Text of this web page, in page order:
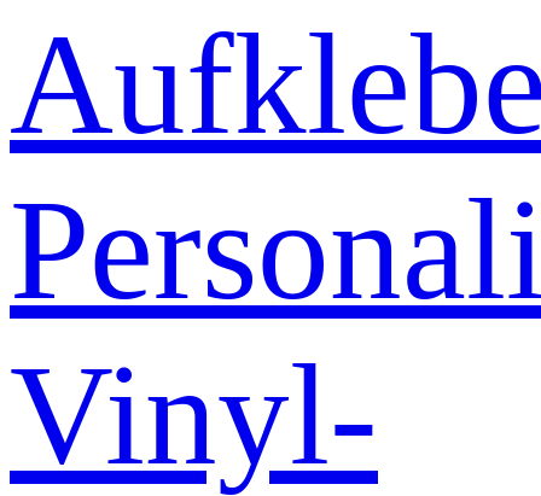
Vinyl-